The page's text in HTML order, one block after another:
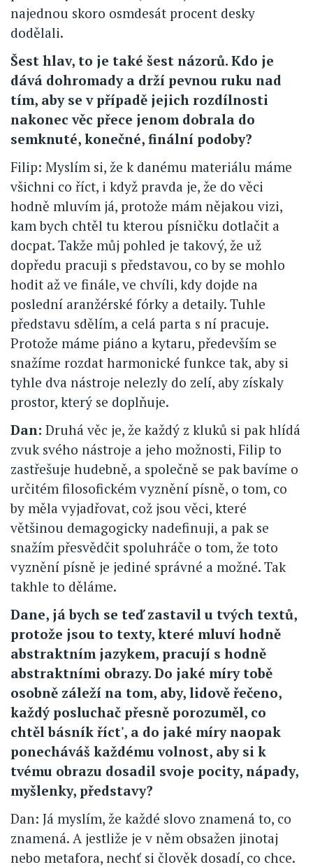
najednou skoro osmdesát procent desky
dodělali.
Šest hlav, to je také šest názorů. Kdo je
dává dohromady a drží pevnou ruku nad
tím, aby se v případě jejich rozdílnosti
nakonec věc přece jenom dobrala do
semknuté, konečné, finální podoby?
Filip: Myslím si, že k danému materiálu máme
všichni co říct, i když pravda je, že do věci
hodně mluvím já, protože mám nějakou vizi,
kam bych chtěl tu kterou písničku dotlačit a
docpat. Takže můj pohled je takový, že už
dopředu pracuji s představou, co by se mohlo
hodit až ve finále, ve chvíli, kdy dojde na
poslední aranžérské fórky a detaily. Tuhle
představu sdělím, a celá parta s ní pracuje.
Protože máme piáno a kytaru, především se
snažíme rozdat harmonické funkce tak, aby si
tyhle dva nástroje nelezly do zelí, aby získaly
prostor, který se doplňuje.
Dan: Druhá věc je, že každý z kluků si pak hlídá
zvuk svého nástroje a jeho možnosti, Filip to
zastřešuje hudebně, a společně se pak bavíme o
určitém filosofickém vyznění písně, o tom, co
by měla vyjadřovat, což jsou věci, které
většinou demagogicky nadefinuji, a pak se
snažím přesvědčit spoluhráče o tom, že toto
vyznění písně je jediné správné a možné. Tak
takhle to děláme.
Dane, já bych se teď zastavil u tvých textů,
protože jsou to texty, které mluví hodně
abstraktním jazykem, pracují s hodně
abstraktními obrazy. Do jaké míry tobě
osobně záleží na tom, aby, lidově řečeno,
každý posluchač přesně porozuměl, co
chtěl básník říct', a do jaké míry naopak
ponecháváš každému volnost, aby si k
tvému obrazu dosadil svoje pocity, nápady,
myšlenky, představy?
Dan: Já myslím, že každé slovo znamená to, co
znamená. A jestliže je v něm obsažen jinotaj
nebo metafora, nechť si člověk dosadí, co chce.